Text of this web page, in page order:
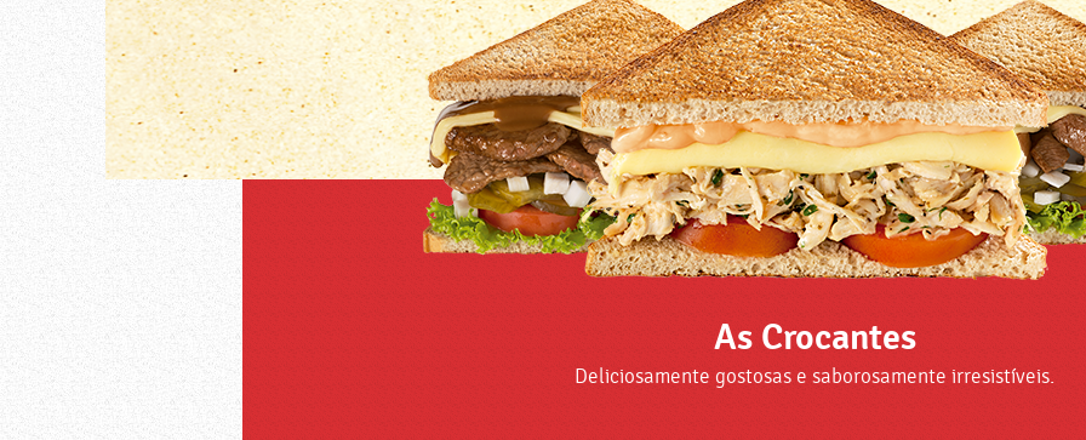
As Crocantes
Deliciosamente gostosas e saborosamente irresistíveis.